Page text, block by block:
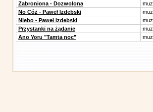
Zabroniona - Dozwolona
No Cóż - Paweł Izdebski
Niebo - Paweł Izdebski
Przystanki na żądanie
Ano Yoru "Tamta noc"